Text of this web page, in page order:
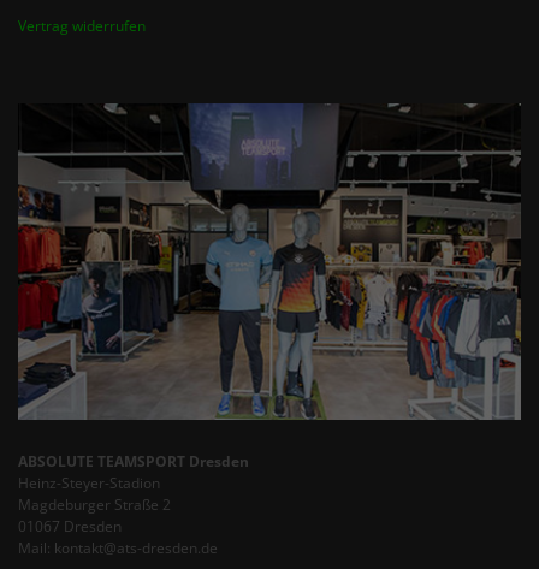
Vertrag widerrufen
ABSOLUTE TEAMSPORT Dresden
Heinz-Steyer-Stadion
Magdeburger Straße 2
01067 Dresden
Mail: kontakt@ats-dresden.de